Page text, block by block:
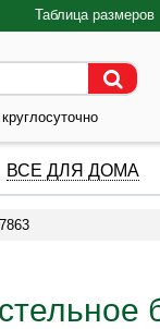
Таблица размеров
ВСЕ ДЛЯ ДОМА